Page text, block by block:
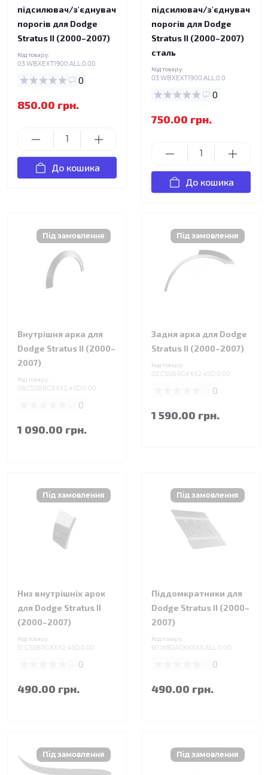
підсилювач/з'єднувач
порогів для Dodge
Stratus II (2000–2007)
Код товару:
03.WBXEXT1900.ALL.0.00
0
850.00 грн.
До кошика
підсилювач/з'єднувач
порогів для Dodge
Stratus II (2000–2007)
сталь
Код товару:
03.WBXEXT1900.ALL.0.0
0
750.00 грн.
До кошика
Внутрішня арка для
Dodge Stratus II (2000–
2007)
Код товару:
08.CSSBRGXXX2.4SD.0.00
0
1 090.00 грн.
Задня арка для Dodge
Stratus II (2000–2007)
Код товару:
02.CSSBRGXXX2.4SD.0.00
0
1 590.00 грн.
Низ внутрішніх арок
для Dodge Stratus II
(2000–2007)
Код товару:
51.CSSBRGXXX2.4SD.0.00
0
490.00 грн.
Піддомкратники для
Dodge Stratus II (2000–
2007)
Код товару:
60.WBJACKXXXX.ALL.0.00
0
490.00 грн.